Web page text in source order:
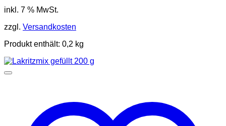
inkl. 7 % MwSt.
zzgl. Versandkosten
Produkt enthält: 0,2 kg